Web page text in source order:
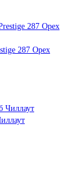
287 Орех